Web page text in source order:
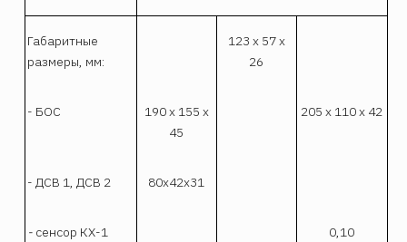
Габаритные
размеры, мм:
123 х 57 х
26
- БОС
190 х 155 х
45
205 х 110 х 42
- ДСВ 1, ДСВ 2 80х42х31
- сенсор КХ-1 0,10